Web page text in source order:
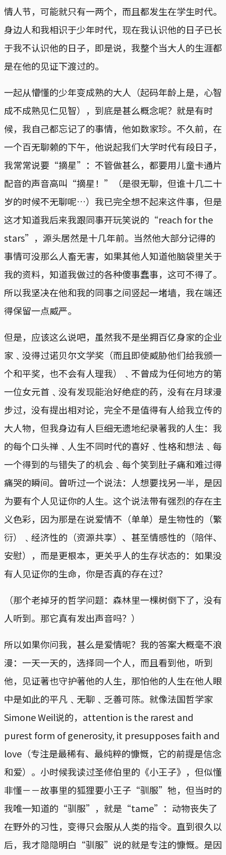
情人节，可能就只有一两个，而且都发生在学生时代。
身边人和我相识于少年时代，现在我认识他的日子已长
于我不认识他的日子，即是说，我整个当大人的生涯都
是在他的见证下渡过的。
一起从懵懂的少年变成熟的大人（起码年龄上是，心智
成不成熟见仁见智），到底是甚么概念呢？就是有时
候，我自己都忘记了的事情，他如数家珍。不久前，在
一个百无聊赖的下午，他说起我们大学时代有段日子，
我常常说要“摘星”：不管做甚么，都要用儿童卡通片
配音的声音高叫“摘星！”（是很无聊，但谁十几二十
岁的时候不无聊呢…）我已完全想不起来这件事，但是
这才知道我后来我跟同事开玩笑说的“reach for the
stars”，源头居然是十几年前。当然他大部分记得的
事情可没那么人畜无害，如果其他人知道他脑袋里关于
我的资料，知道我做过的各种傻事蠢事，这可不得了。
所以我坚决在他和我的同事之间竖起一堵墙，我在端还
得保留一点威严。
但是，应该这么说吧，虽然我不是坐拥百亿身家的企业
家﹑没得过诺贝尔文学奖（而且即使威胁他们给我颁一
个和平奖，也不会有人理我）﹑不曾成为任何地方的第
一位女元首﹑没有发现能治好绝症的药，没有在月球漫
步过，没有提出相对论，完全不是值得有人给我立传的
大人物，但我身边有人巨细无遗地纪录著我的人生：我
的每个口头禅﹑人生不同时代的喜好﹑性格和想法﹑每
一个得到的与错失了的机会﹑每个笑到肚子痛和难过得
痛哭的瞬间。曾听过一个说法：人想要找另一半，是因
为要有个人见证你的人生。这个说法带有强烈的存在主
义色彩，因为那是在说爱情不（单单）是生物性的（繁
衍）﹑经济性的（资源共享）、甚至情感性的（陪伴、
安慰），而是更根本，更关乎人的生存状态的：如果没
有人见证你的生命，你是否真的存在过？
（那个老掉牙的哲学问题：森林里一棵树倒下了，没有
人听到。那它真有发出声音吗？）
所以如果你问我，甚么是爱情呢？我的答案大概毫不浪
漫：一天一天的，选择同一个人，而且看到他，听到
他，见证著也守护著他的人生，那怕他的人生在他人眼
中是如此的平凡﹑无聊﹑乏善可陈。就像法国哲学家
Simone Weil说的，attention is the rarest and
purest form of generosity, it presupposes faith and
love（专注是最稀有、最纯粹的慷慨，它的前提是信念
和爱）。小时候我读过圣修伯里的《小王子》，但似懂
非懂－－故事里的狐狸要小王子“驯服”牠，但当时的
我唯一知道的“驯服”，就是“tame”：动物丧失了
在野外的习性，变得只会服从人类的指令。直到很久以
后，我才隐隐明白“驯服”说的就是专注的慷慨。是因